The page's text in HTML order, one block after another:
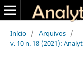
Início / Arquivos /
v. 10 n. 18 (2021):